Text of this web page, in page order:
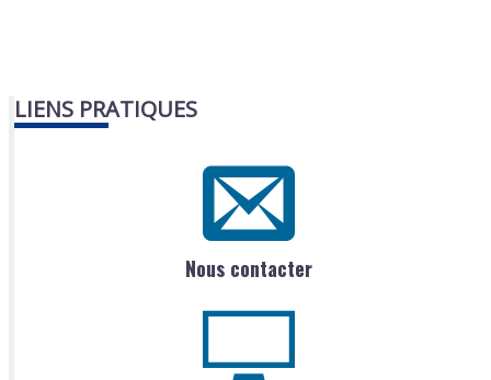
LIENS PRATIQUES
Nous contacter